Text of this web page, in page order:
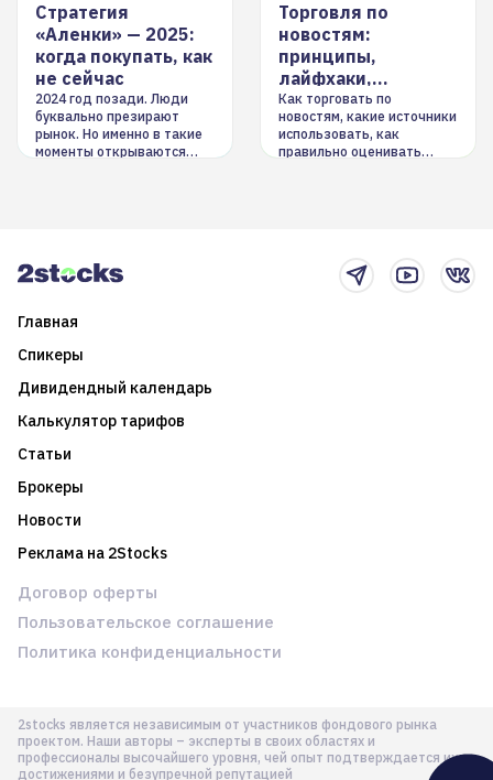
Стратегия
«Аленки» — 2025:
когда покупать, как
не сейчас
2024 год позади. Люди
буквально презирают
рынок. Но именно в такие
моменты открываются
Торговля по
новостям:
принципы,
лайфхаки,
инструменты
Как торговать по
новостям, какие источники
использовать, как
правильно оценивать
Главная
Спикеры
Дивидендный календарь
Калькулятор тарифов
Статьи
Брокеры
Новости
Реклама на 2Stocks
2stocks является независимым от участников фондового рынка
проектом. Наши авторы – эксперты в своих областях и
профессионалы высочайшего уровня, чей опыт подтверждается их
достижениями и безупречной репутацией
Договор оферты
Пользовательское соглашение
Политика конфиденциальности